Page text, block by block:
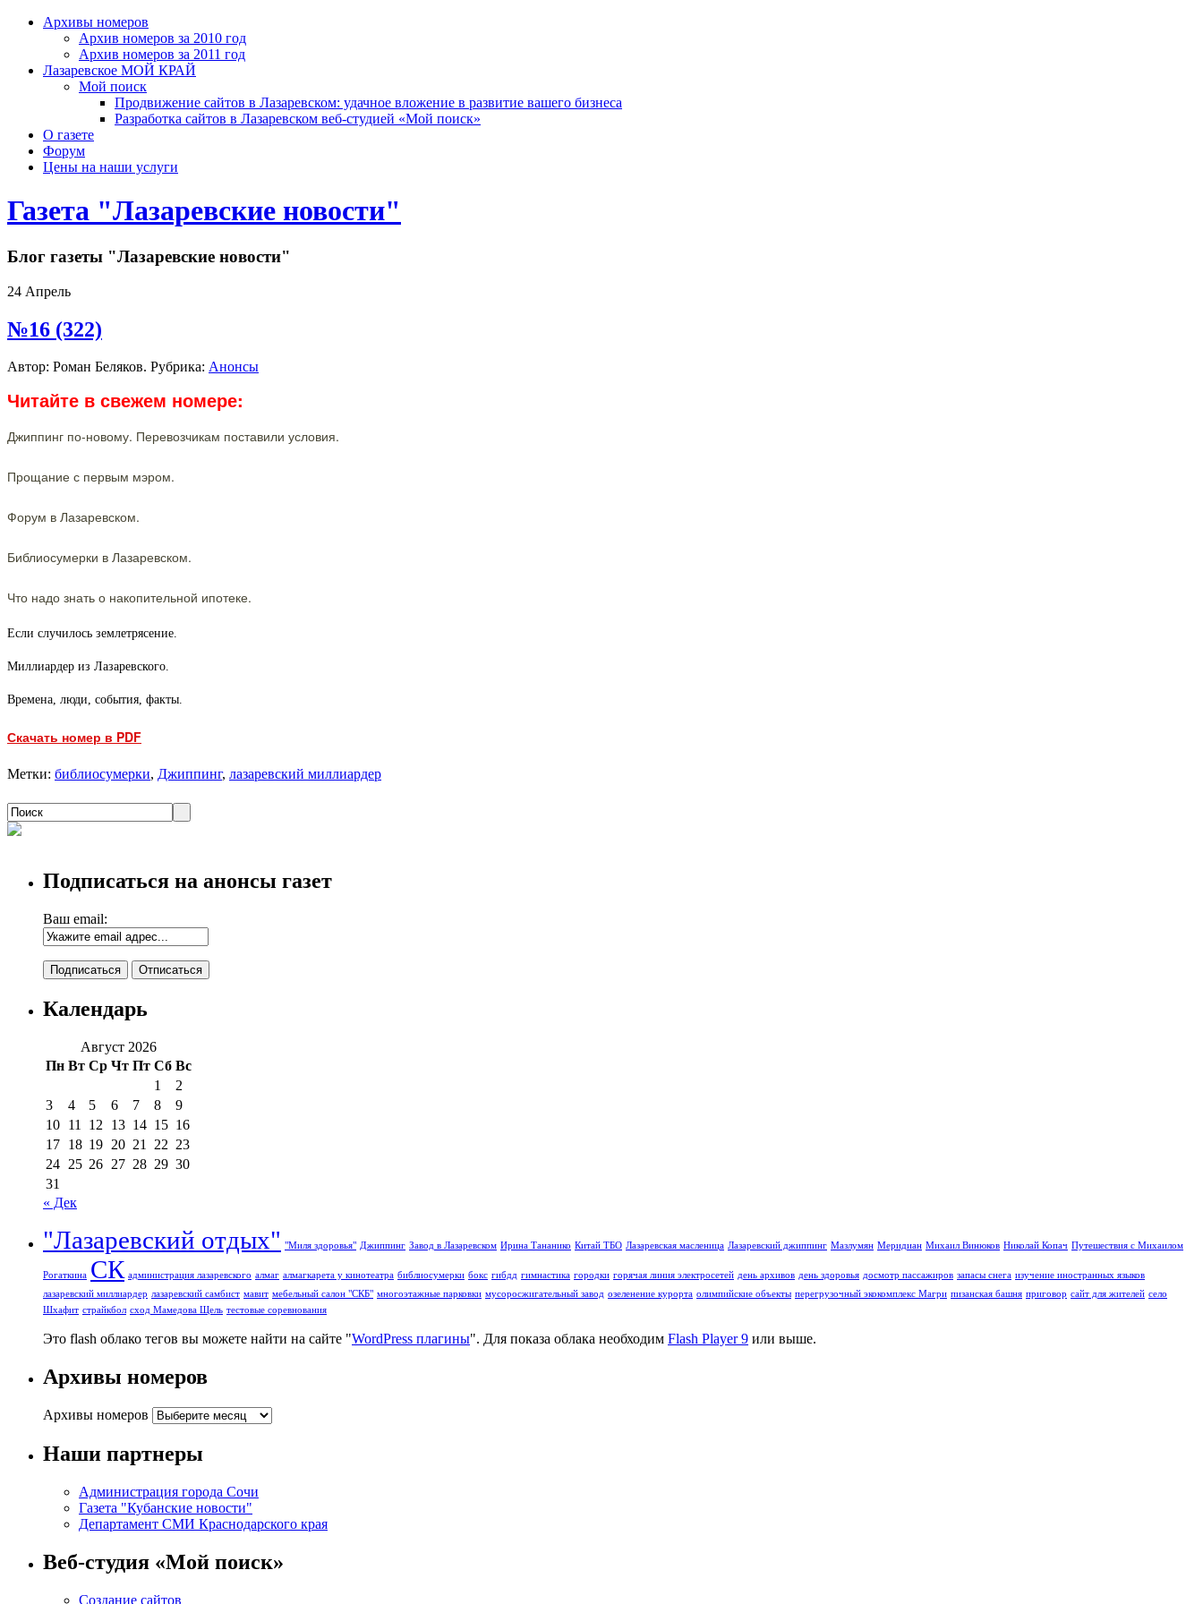
Архивы номеров
Архив номеров за 2010 год
Архив номеров за 2011 год
Лазаревское МОЙ КРАЙ
Мой поиск
Продвижение сайтов в Лазаревском: удачное вложение в развитие вашего бизнеса
Разработка сайтов в Лазаревском веб-студией «Мой поиск»
О газете
Форум
Цены на наши услуги
Газета "Лазаревские новости"
Блог газеты "Лазаревские новости"
24 Апрель
№16 (322)
Автор: Роман Беляков. Рубрика: Анонсы
Читайте в свежем номере:
Джиппинг по-новому. Перевозчикам поставили условия.
Прощание с первым мэром.
Форум в Лазаревском.
Библиосумерки в Лазаревском.
Что надо знать о накопительной ипотеке.
Если случилось землетрясение.
Миллиардер из Лазаревского.
Времена, люди, события, факты.
Скачать номер в PDF
Метки: библиосумерки, Джиппинг, лазаревский миллиардер
Подписаться на анонсы газет
Ваш email:
Календарь
Август 2026
Пн Вт Ср Чт Пт Сб Вс
1
2
3
4 5 6 7 8
9
10 11 12 13 14 15 16
17 18 19 20 21 22 23
24 25 26 27 28 29 30
31
« Дек
"Лазаревский отдых" "Миля здоровья" Джиппинг Завод в Лазаревском Ирина Тананико Китай ТБО Лазаревская масленица Лазаревский джиппинг Мазлумян Меридиан Михаил Винюков Николай Копач Путешествия с Михаилом
Рогаткина СК администрация лазаревского алмаг алмагкарета у кинотеатра библиосумерки бокс гибдд гимнастика городки горячая линия электросетей день архивов день здоровья досмотр пассажиров запасы снега изучение иностранных языков
лазаревский миллиардер лазаревский самбист мавит мебельный салон "СКБ" многоэтажные парковки мусоросжигательный завод озеленение курорта олимпийские объекты перегрузочный экокомплекс Магри пизанская башня приговор сайт для жителей село
Шхафит страйкбол сход Мамедова Щель тестовые соревнования
Это flash облако тегов вы можете найти на сайте "WordPress плагины". Для показа облака необходим Flash Player 9 или выше.
Архивы номеров
Архивы номеров
Наши партнеры
Администрация города Сочи
Газета "Кубанские новости"
Департамент СМИ Краснодарского края
Веб-студия «Мой поиск»
Создание сайтов